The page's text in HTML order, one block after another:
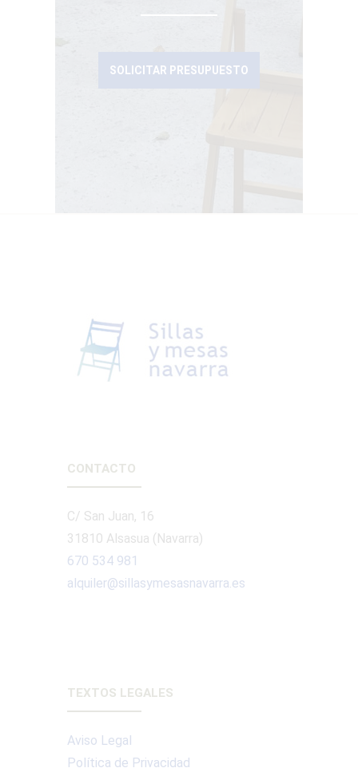
SOLICITAR PRESUPUESTO
CONTACTO
C/ San Juan, 16
31810 Alsasua (Navarra)
670 534 981
alquiler@sillasymesasnavarra.es
TEXTOS LEGALES
Aviso Legal
Política de Privacidad